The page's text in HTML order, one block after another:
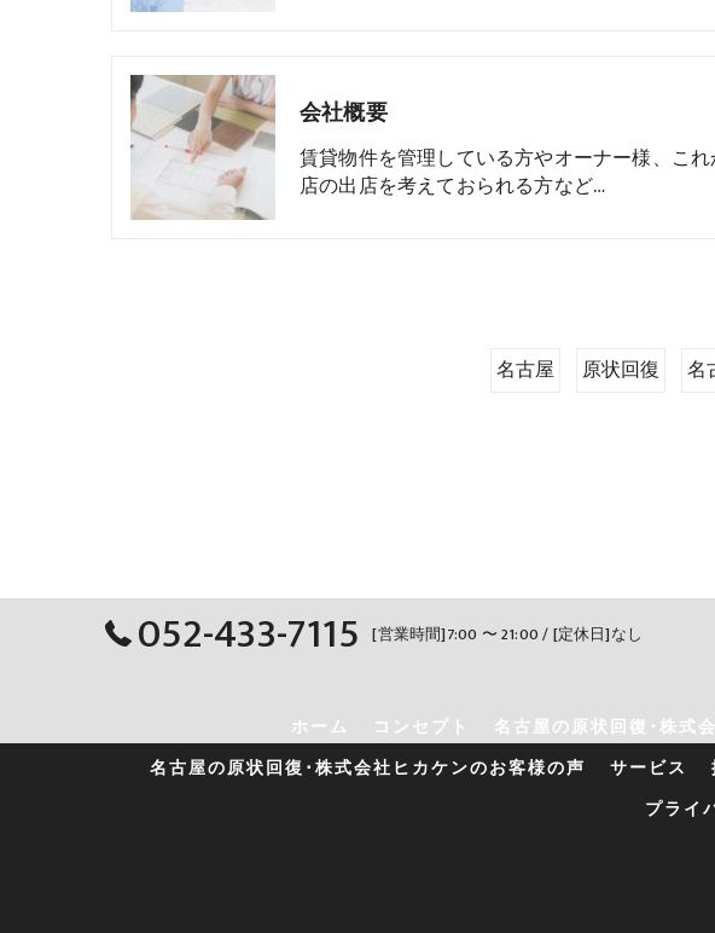
会社概要
賃貸物件を管理している方やオーナー様、こ
店の出店を考えておられる方など…
名古屋 原状回復 名
052-433-7115 [営業時間]7:00 〜 21:00 / [定休日]なし
ホーム コンセプト 名古屋の原状回復･株式
名古屋の原状回復･株式会社ヒカケンのお客様の声
サービス
プライ